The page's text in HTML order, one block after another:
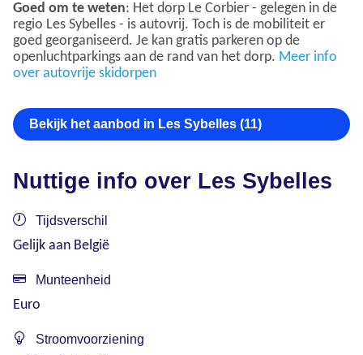
Goed om te weten: Het dorp Le Corbier - gelegen in de
regio Les Sybelles - is autovrij. Toch is de mobiliteit er
goed georganiseerd. Je kan gratis parkeren op de
openluchtparkings aan de rand van het dorp. Meer info
over autovrije skidorpen
Bekijk het aanbod in Les Sybelles (11)
Nuttige info over Les Sybelles
Tijdsverschil
Gelijk aan België
Munteenheid
Euro
Stroomvoorziening